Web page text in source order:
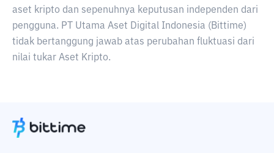
aset kripto dan sepenuhnya keputusan independen dari
pengguna. PT Utama Aset Digital Indonesia (Bittime)
tidak bertanggung jawab atas perubahan fluktuasi dari
nilai tukar Aset Kripto.